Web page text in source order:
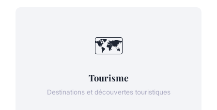
🗺️
Tourisme
Destinations et découvertes touristiques